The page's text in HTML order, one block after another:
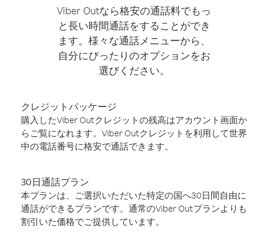
Viber Outなら格安の通話料でもっ
と長い時間通話をすることができ
ます。様々な通話メニューから、
自分にぴったりのオプションをお
選びください。
クレジットパッケージ
購入したViber Outクレジットの残高はアカウント画面か
らご覧になれます。Viber Outクレジットを利用して世界
中の電話番号に格安で通話できます。
30日通話プラン
本プランは、ご選択いただいた特定の国へ30日間自由に
通話ができるプランです。通常のViber Outプランよりも
割引いた価格でご提供しています。